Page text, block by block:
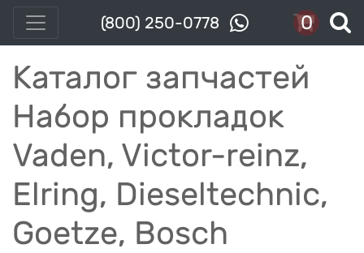
(800) 250-0778 0
Каталог запчастей
Набор прокладок
Vaden, Victor-reinz,
Elring, Dieseltechnic,
Goetze, Bosch